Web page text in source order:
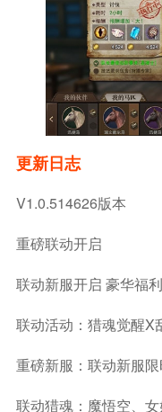
更新日志
V1.0.514626版本
重磅联动开启
联动新服开启 豪华福
联动活动：猎魂觉醒X
重磅新服：联动新服
联动猎魂：魔悟空、